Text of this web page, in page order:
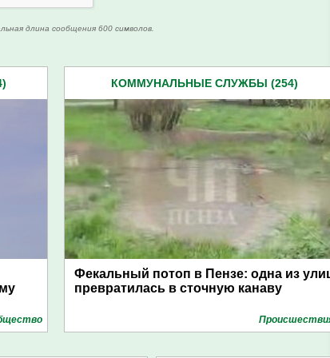
длина сообщения 600 символов.
КОММУНАЛЬНЫЕ СЛУЖБЫ (254)
Фекальный потоп в Пензе: одна из
превратилась в сточную канаву